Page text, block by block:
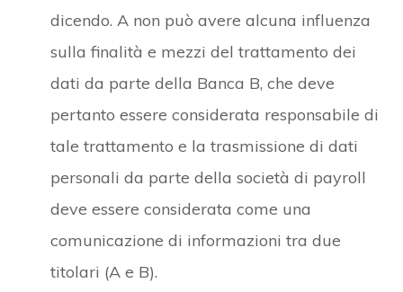
dicendo. A non può avere alcuna influenza
sulla finalità e mezzi del trattamento dei
dati da parte della Banca B, che deve
pertanto essere considerata responsabile di
tale trattamento e la trasmissione di dati
personali da parte della società di payroll
deve essere considerata come una
comunicazione di informazioni tra due
titolari (A e B).